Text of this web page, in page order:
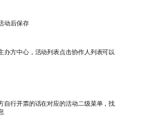
动后保存
办方中心，活动列表点击协作人列表可以
自行开票的话在对应的活动二级菜单，找